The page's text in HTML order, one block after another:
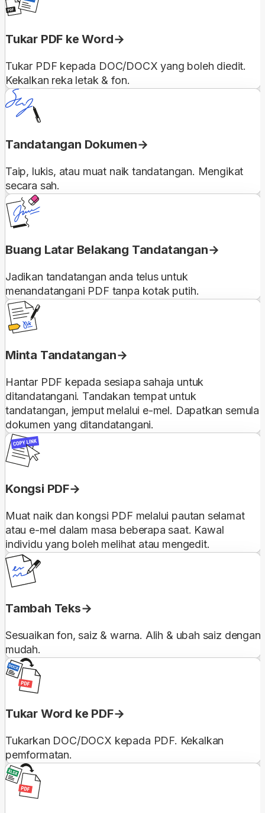
Tukar PDF ke Word
Tukar PDF kepada DOC/DOCX yang boleh diedit.
Kekalkan reka letak & fon.
Tandatangan Dokumen
Taip, lukis, atau muat naik tandatangan. Mengikat
secara sah.
Buang Latar Belakang Tandatangan
Jadikan tandatangan anda telus untuk
menandatangani PDF tanpa kotak putih.
Minta Tandatangan
Hantar PDF kepada sesiapa sahaja untuk
ditandatangani. Tandakan tempat untuk
tandatangan, jemput melalui e-mel. Dapatkan semula
dokumen yang ditandatangani.
Kongsi PDF
Muat naik dan kongsi PDF melalui pautan selamat
atau e-mel dalam masa beberapa saat. Kawal
individu yang boleh melihat atau mengedit.
Tambah Teks
Sesuaikan fon, saiz & warna. Alih & ubah saiz dengan
mudah.
Tukar Word ke PDF
Tukarkan DOC/DOCX kepada PDF. Kekalkan
pemformatan.